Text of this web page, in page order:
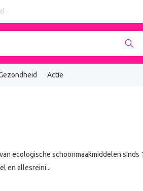
= vandaag verzonden
Actie
ecologische schoonmaakmiddelen
en allesreini...